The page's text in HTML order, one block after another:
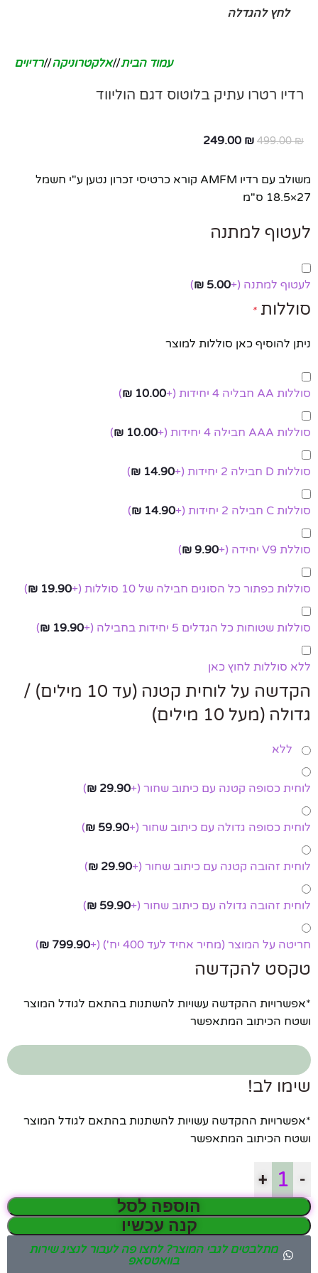
לחץ להגדלה
עמוד הבית/ אלקטרוניקה/ רדיוים
רדיו רטרו עתיק בלוטוס דגם הוליווד
499.00₪
249.00 ₪
משולב עם רדיו AMFM קורא כרטיסי זכרון נטען ע"י חשמל
27×18.5 ס"מ
לעטוף למתנה
לעטוף למתנה (+
5.00
₪
)
סוללות*
ניתן להוסיף כאן סוללות למוצר
סוללות AA חבליה 4 יחידות (+
10.00
₪
)
סוללות AAA חבילה 4 יחידות (+
10.00
₪
)
סוללות D חבילה 2 יחידות (+
14.90
₪
)
סוללות C חבילה 2 יחידות (+
14.90
₪
)
סוללת V9 יחידה (+
9.90
₪
)
סוללות כפתור כל הסוגים חבילה של 10 סוללות (+
19.90
₪
)
סוללות שטוחות כל הגדלים 5 יחידות בחבילה (+
19.90
₪
)
ללא סוללות לחוץ כאן
הקדשה על לוחית קטנה (עד 10 מילים) /
גדולה (מעל 10 מילים)
ללא
לוחית כסופה קטנה עם כיתוב שחור (+
29.90
₪
)
לוחית כסופה גדולה עם כיתוב שחור (+
59.90
₪
)
לוחית זהובה קטנה עם כיתוב שחור (+
29.90
₪
)
לוחית זהובה גדולה עם כיתוב שחור (+
59.90
₪
)
חריטה על המוצר (מחיר אחיד לעד 400 יח') (+
799.90
₪
)
טקסט להקדשה
*אפשרויות ההקדשה עשויות להשתנות בהתאם לגודל המוצר
ושטח הכיתוב המתאפשר
שימו לב!
*אפשרויות ההקדשה עשויות להשתנות בהתאם לגודל המוצר
ושטח הכיתוב המתאפשר
-
+
הוספה לסל
קנה עכשיו
מתלבטים לגבי המוצר? לחצו פה לעבור לנציג שירות
בוואטסאפ